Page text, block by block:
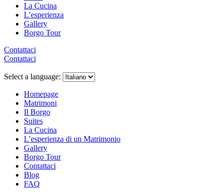
La Cucina
L’esperienza
Gallery
Borgo Tour
Contattaci
Contattaci
menu
Select a language:
Homepage
Matrimoni
Il Borgo
Suites
La Cucina
L’esperienza di un Matrimonio
Gallery
Borgo Tour
Contattaci
Blog
FAQ